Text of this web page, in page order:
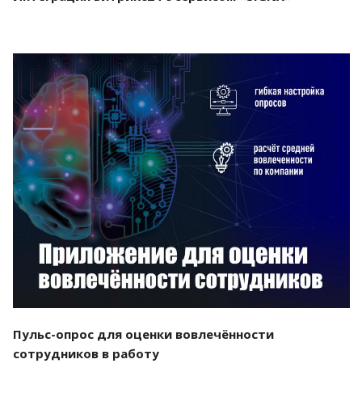
Смотреть проект
Пульс-опрос для оценки вовлечённости
сотрудников в работу